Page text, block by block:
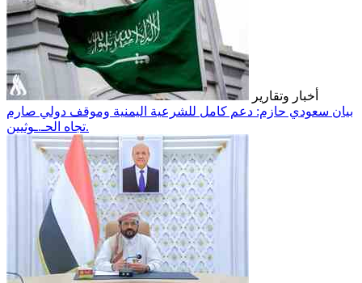
أخبار وتقارير
بيان سعودي حازم: دعم كامل للشرعية اليمنية وموقف دولي صارم
تجاه الحـ.ـوثيين.